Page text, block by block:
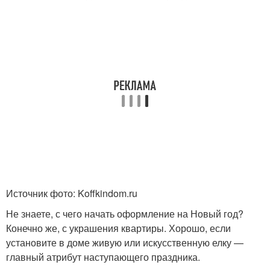
Источник фото: Koffkindom.ru
Не знаете, с чего начать оформление на Новый год?
Конечно же, с украшения квартиры. Хорошо, если
установите в доме живую или искусственную елку —
главный атрибут наступающего праздника.